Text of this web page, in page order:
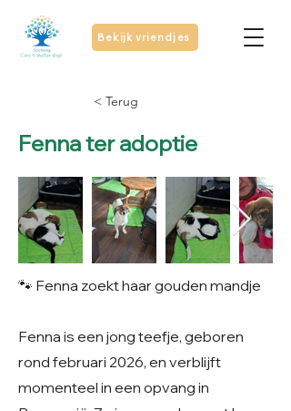
Bekijk vriendjes
< Terug
Fenna ter adoptie
🐾 Fenna zoekt haar gouden mandje
Fenna is een jong teefje, geboren
rond februari 2026, en verblijft
momenteel in een opvang in